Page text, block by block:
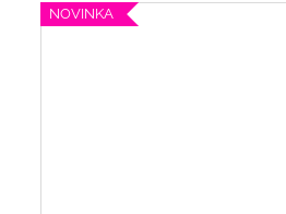
NOVINKA